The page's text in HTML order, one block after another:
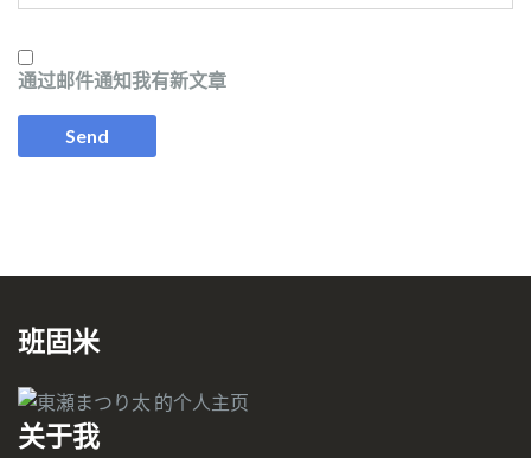
通过邮件通知我有新文章
班固米
关于我